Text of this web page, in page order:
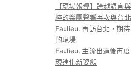
【現場報導】跨越語言
粹的樂團聲響再次與台
Faulieu. 再訪台北，期待
的現場
Faulieu. 主流出道後再
現進化新姿態